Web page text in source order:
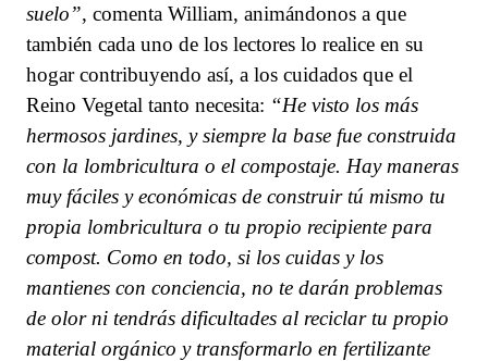
suelo”, comenta William, animándonos a que
también cada uno de los lectores lo realice en su
hogar contribuyendo así, a los cuidados que el
Reino Vegetal tanto necesita: “He visto los más
hermosos jardines, y siempre la base fue construida
con la lombricultura o el compostaje. Hay maneras
muy fáciles y económicas de construir tú mismo tu
propia lombricultura o tu propio recipiente para
compost. Como en todo, si los cuidas y los
mantienes con conciencia, no te darán problemas
de olor ni tendrás dificultades al reciclar tu propio
material orgánico y transformarlo en fertilizante